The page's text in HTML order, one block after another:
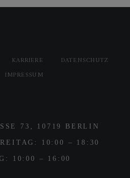
KARRIERE
DATENSCHUTZ
IMPRESSUM
73, 10719 BERLIN
10:00 – 18:30
10:00 – 16:00